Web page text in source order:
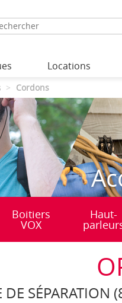
Locations
Cordons
Boitiers
VOX
Haut-
DE